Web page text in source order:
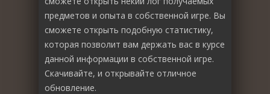
предметов и опыта в собственной игре. Вы
сможете открыть подобную статистику,
которая позволит вам держать вас в курсе
данной информации в собственной игре.
Скачивайте, и открывайте отличное
обновление.